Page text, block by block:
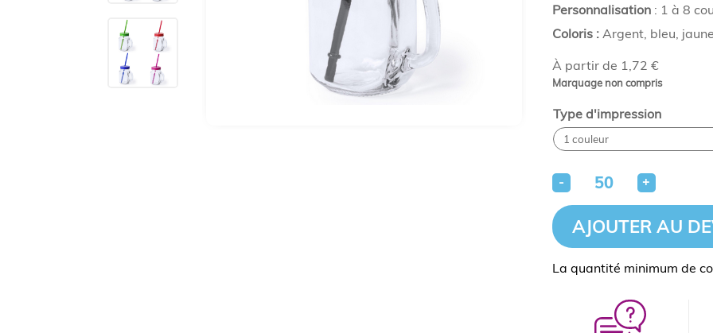
À partir de 1,72 €
Marquage non compris
Personnalisation: 1 à 8
Coloris : Argent, bleu,
Type d'impression
- +
AJOUTER AU
La quantité minimum de